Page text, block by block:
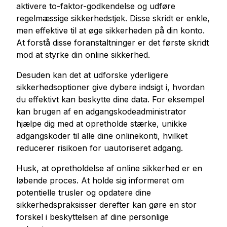
Køb tiktok live views
Køb Tiktok Views
Twitter Tjenester
Køb Twitter Følgere
Køb twitter X visninger
Køb Twitter Likes
Køb visninger på Twitter
Køb Twitter X-videovisninger
Youtube Tjenester
Køb Youtube Kommentar Likes
Køb Youtube-likes
Køb Youtube Abonnenter
aktivere to-faktor-godkendelse og udføre
regelmæssige sikkerhedstjek. Disse skridt er enkle,
men effektive til at øge sikkerheden på din konto.
At forstå disse foranstaltninger er det første skridt
mod at styrke din online sikkerhed.
Desuden kan det at udforske yderligere
sikkerhedsoptioner give dybere indsigt i, hvordan
du effektivt kan beskytte dine data. For eksempel
kan brugen af en adgangskodeadministrator
hjælpe dig med at opretholde stærke, unikke
adgangskoder til alle dine onlinekonti, hvilket
reducerer risikoen for uautoriseret adgang.
Husk, at opretholdelse af online sikkerhed er en
løbende proces. At holde sig informeret om
potentielle trusler og opdatere dine
sikkerhedspraksisser derefter kan gøre en stor
forskel i beskyttelsen af dine personlige